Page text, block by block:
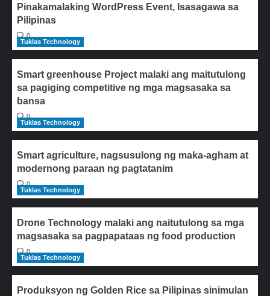
Pinakamalaking WordPress Event, Isasagawa sa
Pilipinas
0
Tuklas Technology
Smart greenhouse Project malaki ang maitutulong
sa pagiging competitive ng mga magsasaka sa
bansa
0
Tuklas Technology
Smart agriculture, nagsusulong ng maka-agham at
modernong paraan ng pagtatanim
0
Tuklas Technology
Drone Technology malaki ang naitutulong sa mga
magsasaka sa pagpapataas ng food production
0
Tuklas Technology
Produksyon ng Golden Rice sa Pilipinas sinimulan